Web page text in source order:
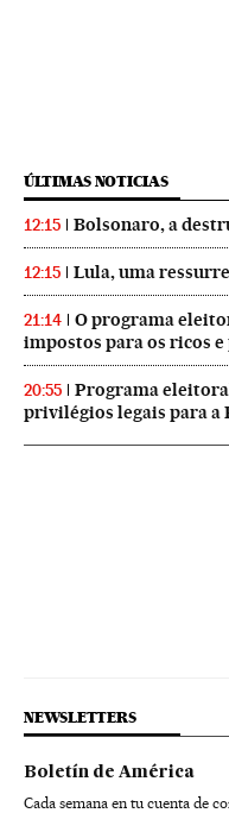
ÚLTIMAS NOTICIAS
12:15 Bolsonaro, a
12:15 Lula, uma
21:14
O programa
impostos para os ricos
20:55
Programa
privilégios legais para a
NEWSLETTERS
Boletín de América
Cada semana en tu cuenta de